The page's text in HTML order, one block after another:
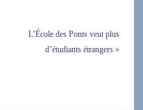
L’École des Ponts veut plus
d’étudiants étrangers»